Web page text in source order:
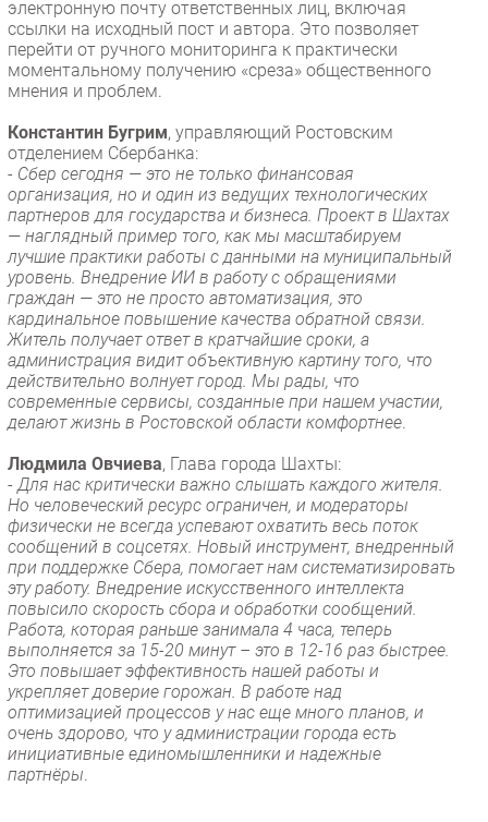
электронную почту ответственных лиц, включая
ссылки на исходный пост и автора. Это позволяет
перейти от ручного мониторинга к практически
моментальному получению «среза» общественного
мнения и проблем.
Константин Бугрим, управляющий Ростовским
отделением Сбербанка:
- Сбер сегодня — это не только финансовая
организация, но и один из ведущих технологических
партнеров для государства и бизнеса. Проект в Шахтах
— наглядный пример того, как мы масштабируем
лучшие практики работы с данными на муниципальный
уровень. Внедрение ИИ в работу с обращениями
граждан — это не просто автоматизация, это
кардинальное повышение качества обратной связи.
Житель получает ответ в кратчайшие сроки, а
администрация видит объективную картину того, что
действительно волнует город. Мы рады, что
современные сервисы, созданные при нашем участии,
делают жизнь в Ростовской области комфортнее
Людмила Овчиева, Глава города Шахты:
- Для нас критически важно слышать каждого жителя.
Но человеческий ресурс ограничен, и модераторы
физически не всегда успевают охватить весь поток
сообщений в соцсетях. Новый инструмент, внедренный
при поддержке Сбера, помогает нам систематизировать
эту работу. Внедрение искусственного интеллекта
повысило скорость сбора и обработки сообщений.
Работа, которая раньше занимала 4 часа, теперь
выполняется за 15-20 минут – это в 12-16 раз быстрее.
Это повышает эффективность нашей работы и
укрепляет доверие горожан. В работе над
оптимизацией процессов у нас еще много планов, и
очень здорово, что у администрации города есть
инициативные единомышленники и надежные
партнёры